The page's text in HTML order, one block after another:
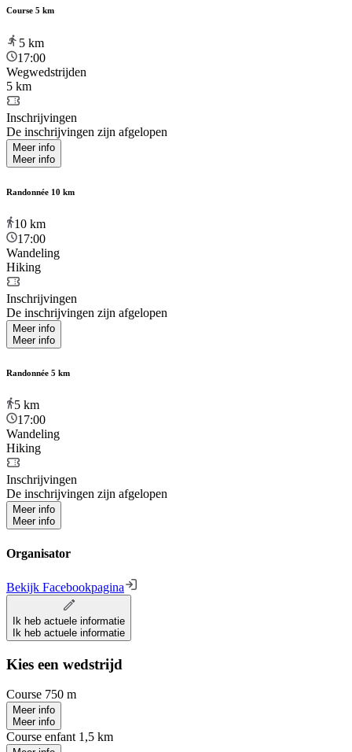
Course 5 km
5 km
17:00
Wegwedstrijden
5 km
Inschrijvingen
De inschrijvingen zijn afgelopen
Meer info
Meer info
Randonnée 10 km
10 km
17:00
Wandeling
Hiking
Inschrijvingen
De inschrijvingen zijn afgelopen
Meer info
Meer info
Randonnée 5 km
5 km
17:00
Wandeling
Hiking
Inschrijvingen
De inschrijvingen zijn afgelopen
Meer info
Meer info
Organisator
Bekijk Facebookpagina
Ik heb actuele informatie
Ik heb actuele informatie
Kies een wedstrijd
Course 750 m
Meer info
Meer info
Course enfant 1,5 km